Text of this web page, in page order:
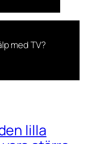
med TV?
lilla